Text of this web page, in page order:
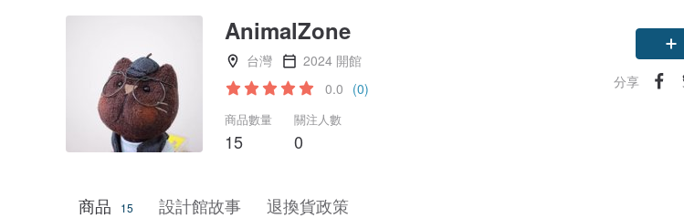
AnimalZone
台灣
2024 開館
0.0 (0)
商品數量
15
關注人數
0
分享
商品 15 設計館故事 退換貨政策